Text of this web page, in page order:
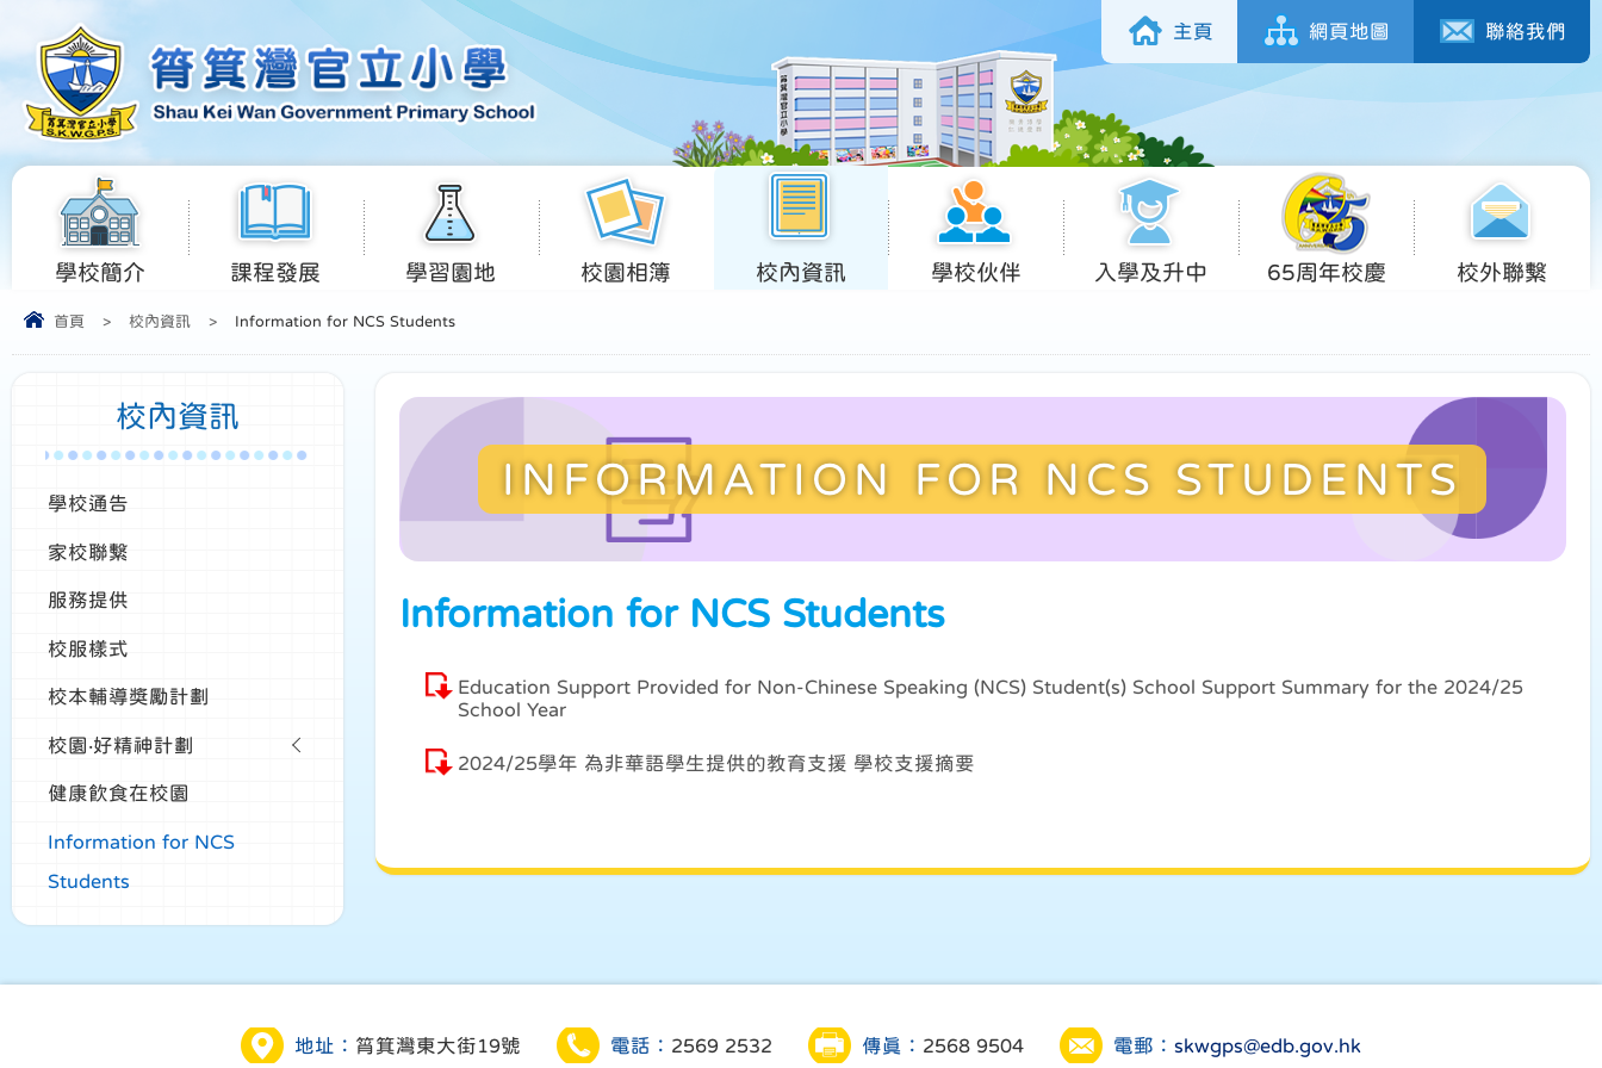
主頁 網頁地圖 聯絡我們
學校簡介 課程發展 學習園地 校園相簿 校內資訊 學校伙伴 入學及升中 65周年校慶 校外聯繫
首頁 > 校內資訊 > Information for NCS Students
INFORMATION FOR NCS STUDENTS
Information for NCS Students
Education Support Provided for Non-Chinese Speaking (NCS) Student(s) School Support Summary for the 2024/25
School Year
2024/25學年 為非華語學生提供的教育支援 學校支援摘要
校內資訊
學校通告
家校聯繫
服務提供
校服樣式
校本輔導獎勵計劃
校園‧好精神計劃
健康飲食在校園
Information for NCS
Students
地址： 筲箕灣東大街19號 電話： 2569 2532 傳真： 2568 9504 電郵： skwgps@edb.gov.hk